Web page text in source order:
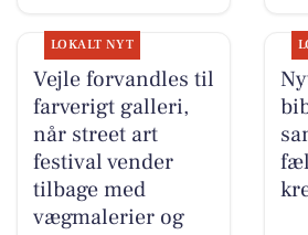
LOKALT NYT
Vejle forvandles til
farverigt galleri,
når street art
festival vender
tilbage med
vægmalerier og